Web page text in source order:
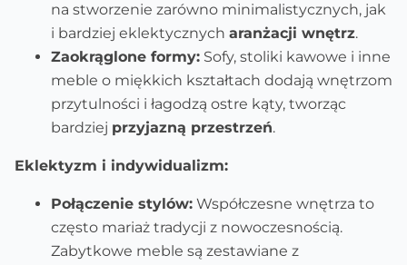
na stworzenie zarówno minimalistycznych, jak
i bardziej eklektycznych aranżacji wnętrz.
Zaokrąglone formy: Sofy, stoliki kawowe i inne
meble o miękkich kształtach dodają wnętrzom
przytulności i łagodzą ostre kąty, tworząc
bardziej przyjazną przestrzeń.
Eklektyzm i indywidualizm:
Połączenie stylów: Współczesne wnętrza to
często mariaż tradycji z nowoczesnością.
Zabytkowe meble są zestawiane z